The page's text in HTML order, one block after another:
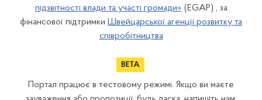
підзвітності влади та участі громади» (EGAP) , за
фінансової підтримки Швейцарської агенції розвитку та
співробітництва
Портал працює в тестовому режимі. Якщо ви маєте